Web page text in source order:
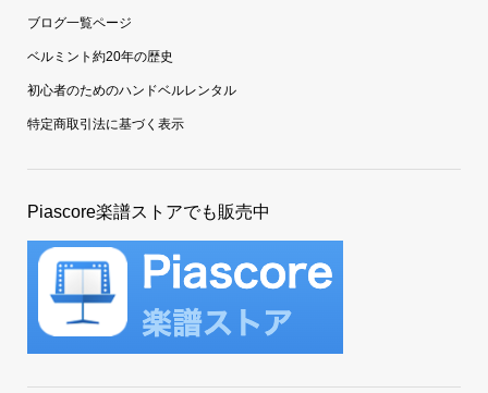
ブログ一覧ページ
ベルミント約20年の歴史
初心者のためのハンドベルレンタル
特定商取引法に基づく表示
Piascore楽譜ストアでも販売中